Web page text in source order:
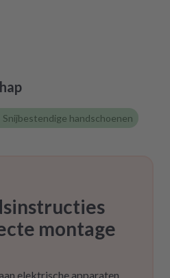
Snijbestendige handschoenen
montage
elektrische apparaten